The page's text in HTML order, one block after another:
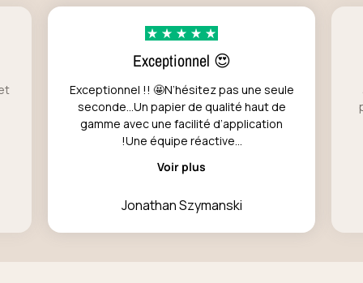
Exceptionnel 😍
Exceptionnel !! 🤩N’hésitez pas une seule
seconde…Un papier de qualité haut de
gamme avec une facilité d’application
!Une équipe réactive...
Voir plus
Jonathan Szymanski